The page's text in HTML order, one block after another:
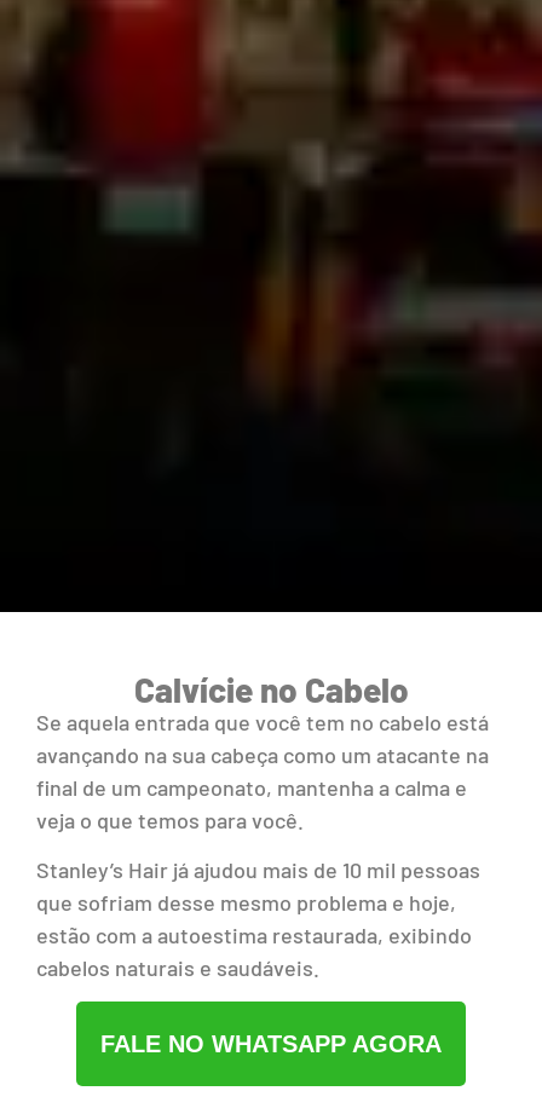
Calvície no Cabelo
Se aquela entrada que você tem no cabelo está
avançando na sua cabeça como um atacante na
final de um campeonato, mantenha a calma e
veja o que temos para você.
Stanley’s Hair já ajudou mais de 10 mil pessoas
que sofriam desse mesmo problema e hoje,
estão com a autoestima restaurada, exibindo
cabelos naturais e saudáveis.
FALE NO WHATSAPP AGORA